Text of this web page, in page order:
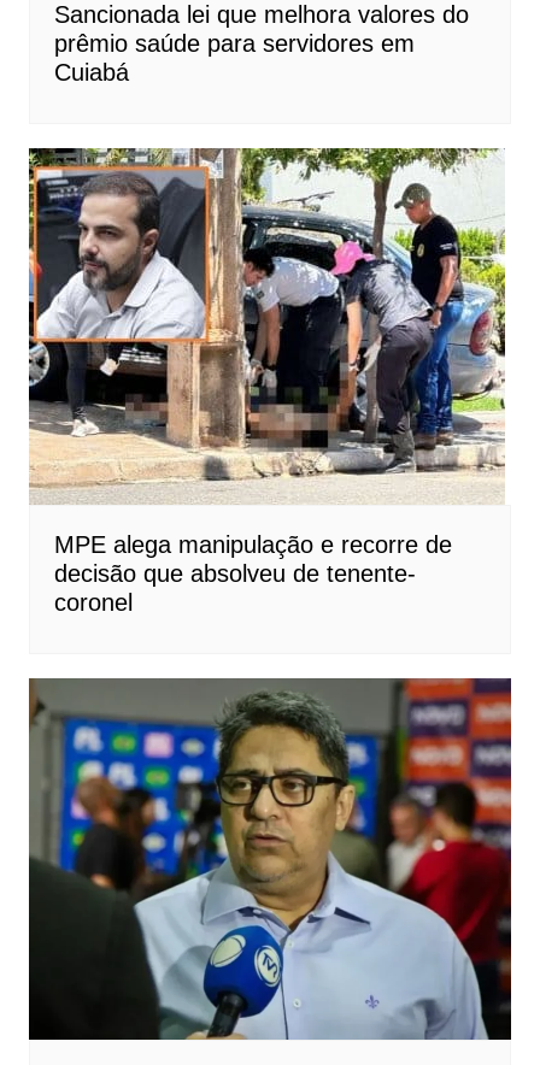
Sancionada lei que melhora valores do
prêmio saúde para servidores em
Cuiabá
MPE alega manipulação e recorre de
decisão que absolveu de tenente-
coronel